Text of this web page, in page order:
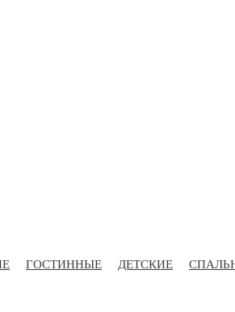
ГОСТИННЫЕ ДЕТСКИЕ